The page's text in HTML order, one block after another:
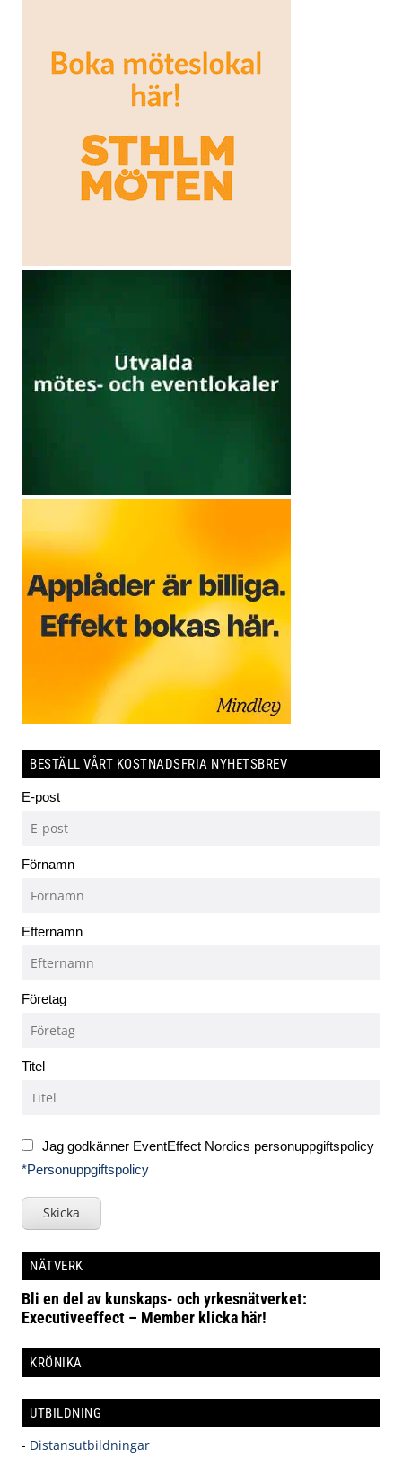
BESTÄLL VÅRT KOSTNADSFRIA NYHETSBREV
E-post
Förnamn
Efternamn
Företag
Titel
Jag godkänner EventEffect Nordics personuppgiftspolicy
*Personuppgiftspolicy
Skicka
NÄTVERK
Bli en del av kunskaps- och yrkesnätverket:
Executiveeffect – Member klicka här!
KRÖNIKA
UTBILDNING
- Distansutbildningar